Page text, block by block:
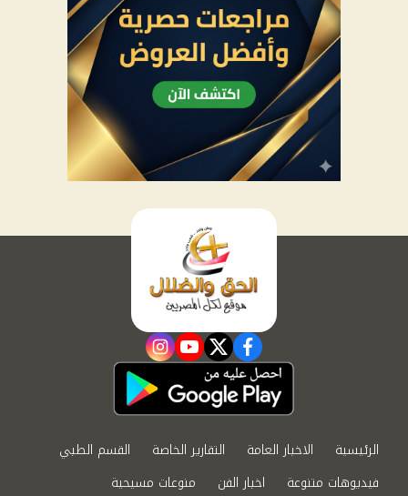
facebook
twitter
youtube
instagram
الرئيسية الاخبار العامة التقارير الخاصة
القسم الطبي
فيديوهات متنوعة
اخبار الفن منوعات مسيحية